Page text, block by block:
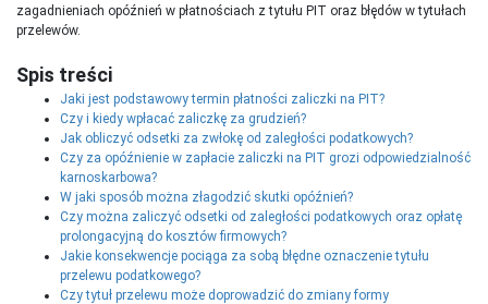
zagadnieniach opóźnień w płatnościach z tytułu PIT oraz błędów w tytułach
przelewów.
Spis treści
Jaki jest podstawowy termin płatności zaliczki na PIT?
Czy i kiedy wpłacać zaliczkę za grudzień?
Jak obliczyć odsetki za zwłokę od zaległości podatkowych?
Czy za opóźnienie w zapłacie zaliczki na PIT grozi odpowiedzialność
karnoskarbowa?
W jaki sposób można złagodzić skutki opóźnień?
Czy można zaliczyć odsetki od zaległości podatkowych oraz opłatę
prolongacyjną do kosztów firmowych?
Jakie konsekwencje pociąga za sobą błędne oznaczenie tytułu
przelewu podatkowego?
Czy tytuł przelewu może doprowadzić do zmiany formy